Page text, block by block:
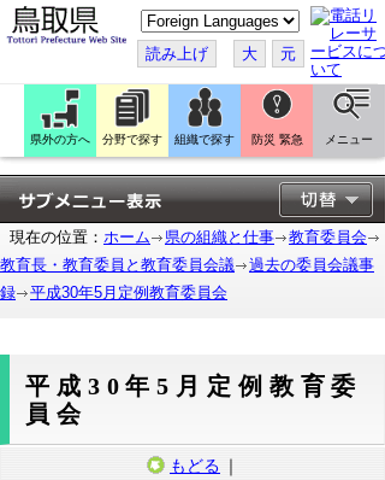
こ
の
ペ
ー
ジ
翻
訳
す
る
読み上げ 大 元
県外の方へ 分野で探す 組織で探す 防災 緊急 メニュー
現在の位置： ホーム 県の組織と仕事
教育委員会
教育長・教育委員と教育委員会議
過去の委員会議事
録
平成30年5月定例教育委員会
平成30年5月定例教育委
員会
もどる ｜